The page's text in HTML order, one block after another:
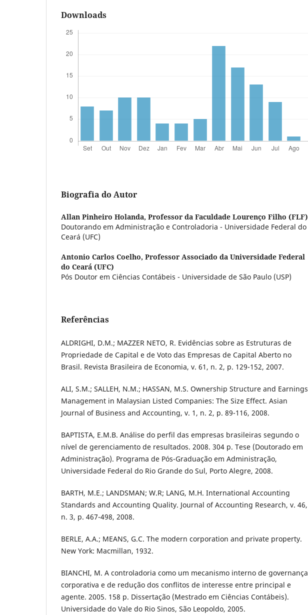
Downloads
Biografia do Autor
Allan Pinheiro Holanda, Professor da Faculdade Lourenço Filho (FLF)
Doutorando em Administração e Controladoria - Universidade Federal do
Ceará (UFC)
Antonio Carlos Coelho, Professor Associado da Universidade Federal
do Ceará (UFC)
Pós Doutor em Ciências Contábeis - Universidade de São Paulo (USP)
Referências
ALDRIGHI, D.M.; MAZZER NETO, R. Evidências sobre as Estruturas de
Propriedade de Capital e de Voto das Empresas de Capital Aberto no
Brasil. Revista Brasileira de Economia, v. 61, n. 2, p. 129-152, 2007.
ALI, S.M.; SALLEH, N.M.; HASSAN, M.S. Ownership Structure and Earnings
Management in Malaysian Listed Companies: The Size Effect. Asian
Journal of Business and Accounting, v. 1, n. 2, p. 89-116, 2008.
BAPTISTA, E.M.B. Análise do perfil das empresas brasileiras segundo o
nível de gerenciamento de resultados. 2008. 304 p. Tese (Doutorado em
Administração). Programa de Pós-Graduação em Administração,
Universidade Federal do Rio Grande do Sul, Porto Alegre, 2008.
BARTH, M.E.; LANDSMAN; W.R; LANG, M.H. International Accounting
Standards and Accounting Quality. Journal of Accounting Research, v. 46,
n. 3, p. 467-498, 2008.
BERLE, A.A.; MEANS, G.C. The modern corporation and private property.
New York: Macmillan, 1932.
BIANCHI, M. A controladoria como um mecanismo interno de governança
corporativa e de redução dos conflitos de interesse entre principal e
agente. 2005. 158 p. Dissertação (Mestrado em Ciências Contábeis).
Universidade do Vale do Rio Sinos, São Leopoldo, 2005.